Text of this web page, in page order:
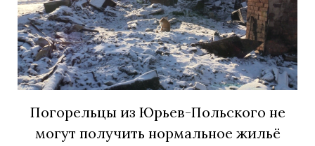
Погорельцы из Юрьев-Польского не
могут получить нормальное жильё